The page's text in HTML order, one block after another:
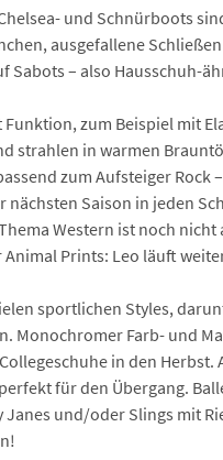
und Schnürboots
ausgefallene
Sabots – also Hausschuh-
zum Beispiel mit
in warmen
zum Aufsteiger
Saison in jeden
Western ist noch
Prints: Leo läuft
sportlichen Styles,
Monochromer Farb- und
in den
für den Übergang.
und/oder Slings mit